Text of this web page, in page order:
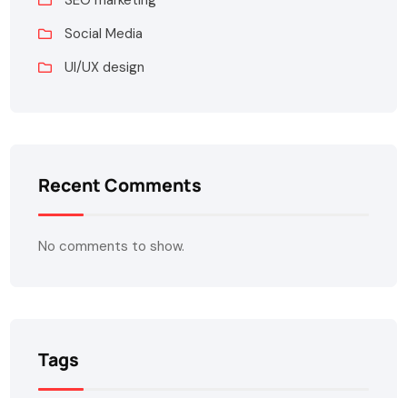
Social Media
UI/UX design
Recent Comments
No comments to show.
Tags